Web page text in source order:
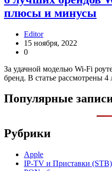
плюсы и минусы
Editor
15 ноября, 2022
0
За удачной моделью Wi-Fi
бренд. В статье рассмотрены
Популярные
Рубрики
Apple
IP-TV и Приставки (STB)